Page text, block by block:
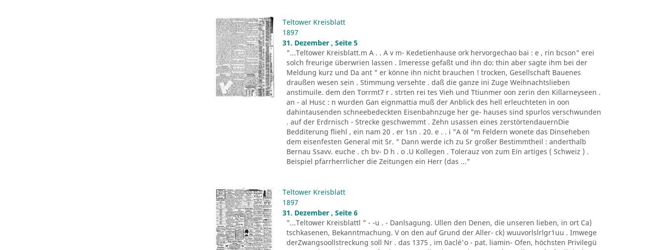
Teltower Kreisblatt
1897
31. Dezember , Seite 5
"...Teltower Kreisblatt.m A . . A v m- Kedetienhause ork hervorgechao bai : e , rin bcson" erei
solch freurige überwrien lassen . Imeresse gefaßt und ihn do: thin aber sagte ihm bei der
Meldung kurz und Da ant " er könne ihn nicht brauchen ! trocken, Gesellschaft Bauenes
draußen wesen sein . Stimmung versehte . daß die ganze ini Zuge Weihnachtslieben
anstimuile. dem den Torrmt7 r . strten rei tes Vieh und Ttiunmer oon zerin den Killarneyseen .
an - al Husc : n wurden Gan eignmattia muß der Anblick des hell erleuchteten in oon
dahintausenden schneebedeckten Eisenbahnzuge her ge- hauses sind spurlos verschwunden
. auf der Erdrnisch - Strecke geschwemmt . Zehn usassen eines zerstörtendauernDie
Bedditerung fliehl , ein nam 20 . er 1sn . 20. e . . i "A öl "m Feldern wonete das Dinseheben
dem eisenfesten General mit Sr. " Dann werde ich zu Sr großer Bestimmtheil : anderthalb
Bernau Ssavv. euche . ch bv- D h . o .U Kollegen . Tolerauz von zum Ein artiges ( Schweiz ) .
Beispiel pfarrherrlicher die Zeitungen ein Herr (das ..."
Teltower Kreisblatt
1897
31. Dezember , Seite 6
"...Teltower Kreisblattl " - -u . - Danlsagung. Ullen den Denen, die unseren lieben, in ort Ca)
tschkasenen, Bekanntmachung. V on den auf Grund der Aller- ck) wuuvorlslrlgr1uu . Imwege
derZwangsoollstreckung soll Nr . das 1375 , im 0aclé'o - pat. liamin- Ofen, höchsten Privilegü